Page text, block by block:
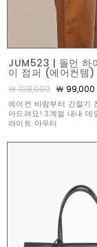
JUM523 | 돌먼 하
이 점퍼 (에어컨템)
￦ 108,000 ￦ 99,000
에어컨 바람부터 간절기
아드려요! 3계절 내내 데
라이트 아우터